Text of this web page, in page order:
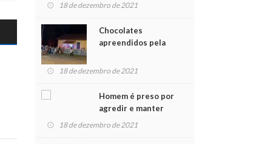
18 de dezembro de 2021
Chocolates
apreendidos pela
para crianças na
18 de dezembro de 2021
Homem é preso por
agredir e manter
mulher em cárcere
18 de dezembro de 2021